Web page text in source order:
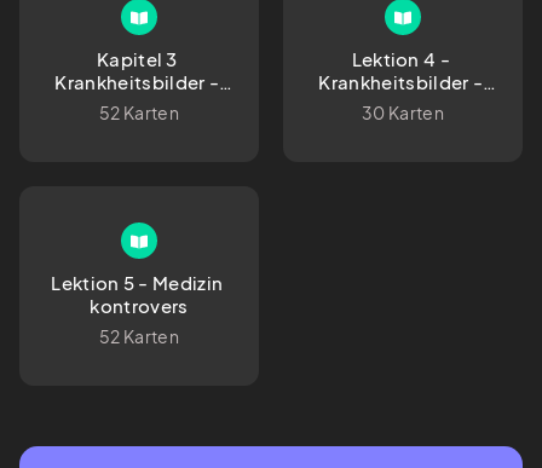
Kapitel 3
Krankheitsbilder -
somatisch
52 Karten
Lektion 4 -
Krankheitsbilder -
psychisch/
30 Karten
Lektion 5 - Medizin
kontrovers
52 Karten